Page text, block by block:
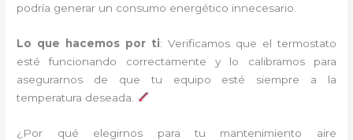
podría generar un consumo energético innecesario.
Lo que hacemos por ti: Verificamos que el termostato
esté funcionando correctamente y lo calibramos para
asegurarnos de que tu equipo esté siempre a la
temperatura deseada.
¿Por qué elegirnos para tu mantenimiento aire